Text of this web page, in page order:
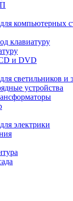
компьютерных
клавиатуру
и DVD
светильников и
устройства
электрики